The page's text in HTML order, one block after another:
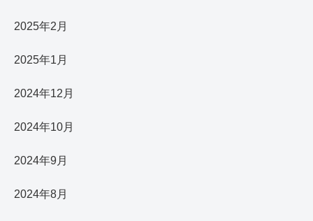
2025年2月
2025年1月
2024年12月
2024年10月
2024年9月
2024年8月